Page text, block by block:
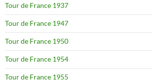
Tour de France 1937
Tour de France 1947
Tour de France 1950
Tour de France 1954
Tour de France 1955